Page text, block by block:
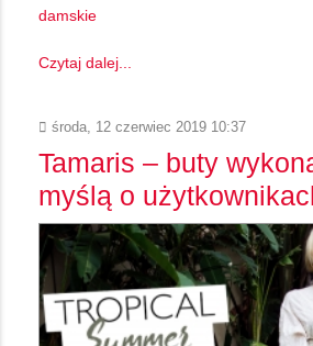
damskie
Czytaj dalej...
środa, 12 czerwiec 2019 10:37
Tamaris – buty
myślą o